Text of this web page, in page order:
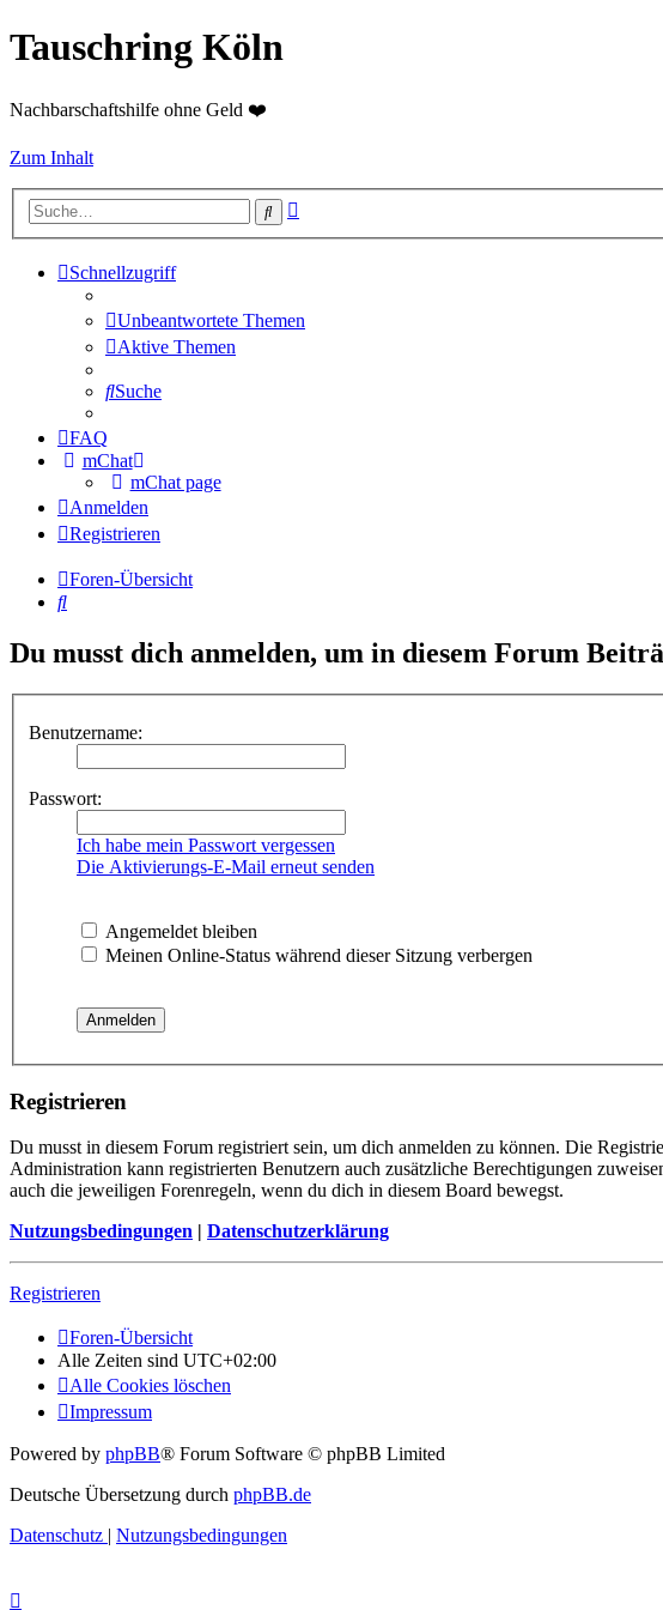
Tauschring Köln
Nachbarschaftshilfe ohne Geld ❤️
Zum Inhalt
Suche
Schnellzugriff
Unbeantwortete Themen
Aktive Themen
Suche
FAQ
mChat
mChat page
Anmelden
Registrieren
Foren-Übersicht
Suche
Du musst dich anmelden, um in diesem Forum
Benutzername:
Passwort:
Ich habe mein Passwort vergessen
Die Aktivierungs-E-Mail erneut senden
Angemeldet bleiben
Meinen Online-Status während dieser Sitzung verbergen
Registrieren
Du musst in diesem Forum registriert sein, um dich anmelden zu können. Die
Administration kann registrierten Benutzern auch zusätzliche Berechtigungen
auch die jeweiligen Forenregeln, wenn du dich in diesem Board bewegst.
Nutzungsbedingungen | Datenschutzerklärung
Registrieren
Foren-Übersicht
Alle Zeiten sind UTC+02:00
Alle Cookies löschen
Impressum
Powered by phpBB® Forum Software © phpBB Limited
Deutsche Übersetzung durch phpBB.de
Datenschutz | Nutzungsbedingungen